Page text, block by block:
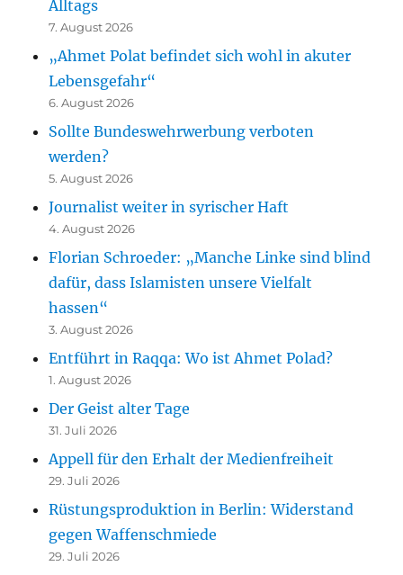
Alltags
7. August 2026
„Ahmet Polat befindet sich wohl in akuter
Lebensgefahr“
6. August 2026
Sollte Bundeswehrwerbung verboten
werden?
5. August 2026
Journalist weiter in syrischer Haft
4. August 2026
Florian Schroeder: „Manche Linke sind blind
dafür, dass Islamisten unsere Vielfalt
hassen“
3. August 2026
Entführt in Raqqa: Wo ist Ahmet Polad?
1. August 2026
Der Geist alter Tage
31. Juli 2026
Appell für den Erhalt der Medienfreiheit
29. Juli 2026
Rüstungsproduktion in Berlin: Widerstand
gegen Waffenschmiede
29. Juli 2026